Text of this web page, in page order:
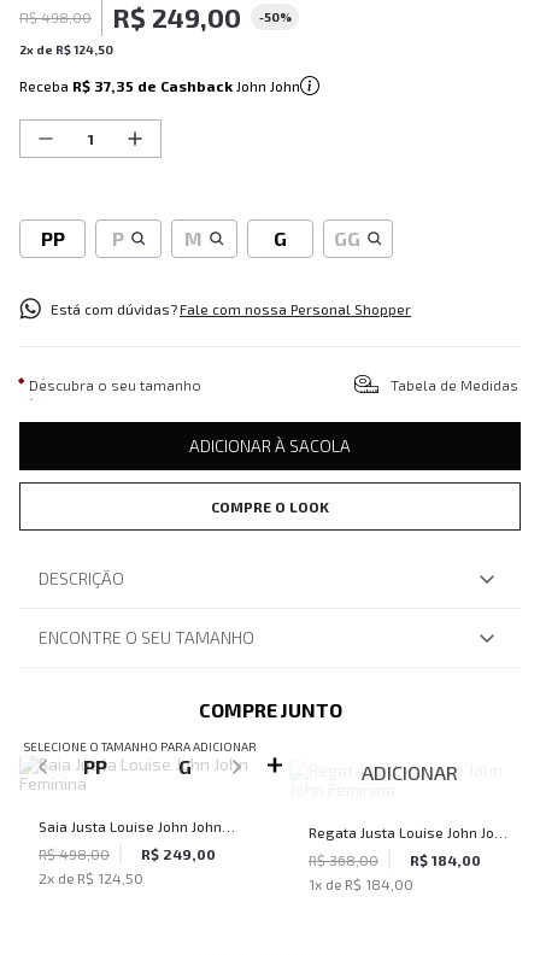
R$ 498,00 R$ 249,00 -50%
2x de R$124 50
Receba R$ 37,35 de Cashback John John
PP P M G GG
Está com dúvidas?Fale com nossa Personal Shopper
Descubra o seu tamanho Tabela de Medidas
ADICIONAR À SACOLA
COMPRE O LOOK
DESCRIÇÃO
ENCONTRE O SEU TAMANHO
COMPRE JUNTO
SELECIONE O TAMANHO PARA ADICIONAR
PP G
Saia Justa Louise John John
Feminina
R$ 498,00
R$ 249,00
2x de R$ 124,50
ADICIONAR
Regata Justa Louise John John
Feminina
R$ 368,00
R$ 184,00
1x de R$ 184,00